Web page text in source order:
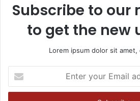
Subscribe to our
to get the new
Lorem ipsum dolor sit
your
Email